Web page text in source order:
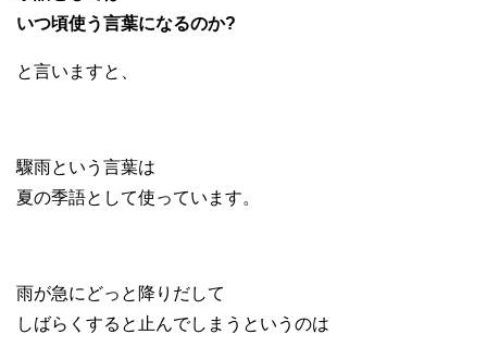
いつ頃使う言葉になるのか?
と言いますと、
驟雨という言葉は
夏の季語として使っています。
雨が急にどっと降りだして
しばらくすると止んでしまうというのは